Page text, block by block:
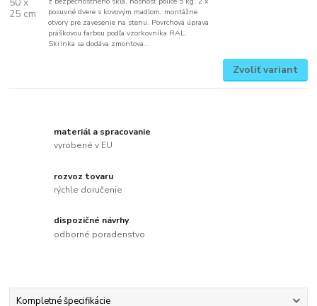
posuvné dvere s kovovým madlom, montážne
otvory pre zavesenie na stenu. Povrchová úprava
práškovou farbou podľa vzorkovníka RAL.
Skrinka sa dodáva zmontova...
Zvoliť variant
materiál a spracovanie
vyrobené v EU
rozvoz tovaru
rýchle doručenie
dispozičné návrhy
odborné poradenstvo
Kompletné špecifikácie